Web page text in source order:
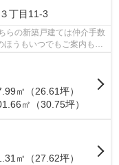
３丁目11-3
らの新築戸建ては仲介手数
うもいつでもご案内もさ
㎡（26.61坪）
㎡（30.75坪）
㎡（27.62坪）